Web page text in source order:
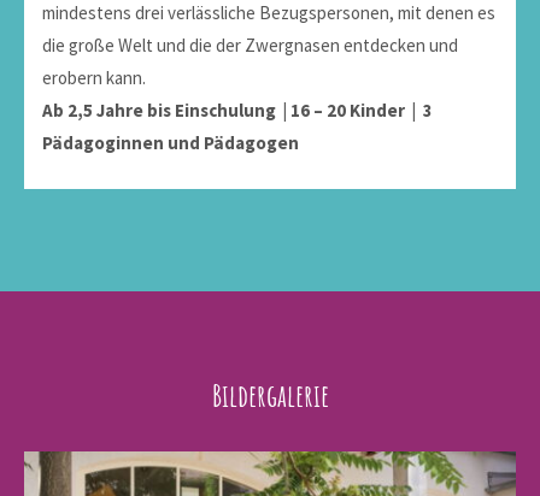
mindestens drei verlässliche Bezugspersonen, mit denen es
die große Welt und die der Zwergnasen entdecken und
erobern kann.
Ab 2,5 Jahre bis Einschulung | 16 – 20 Kinder | 3
Pädagoginnen und Pädagogen
Bildergalerie